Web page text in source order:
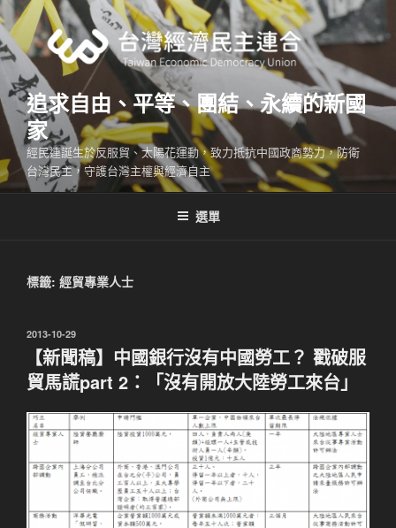
跳
至
主
內
容
追求自由、平等、團結、永續的新國
家
經民連誕生於反服貿、太陽花運動，致力抵抗中國政商勢力，防衛
台灣民主，守護台灣主權與經濟自主
選單
標籤: 經貿專業人士
發
2013-10-29
【新聞稿】中國銀行沒有中國勞工？ 戳破服
貿馬謊part 2：「沒有開放大陸勞工來台」